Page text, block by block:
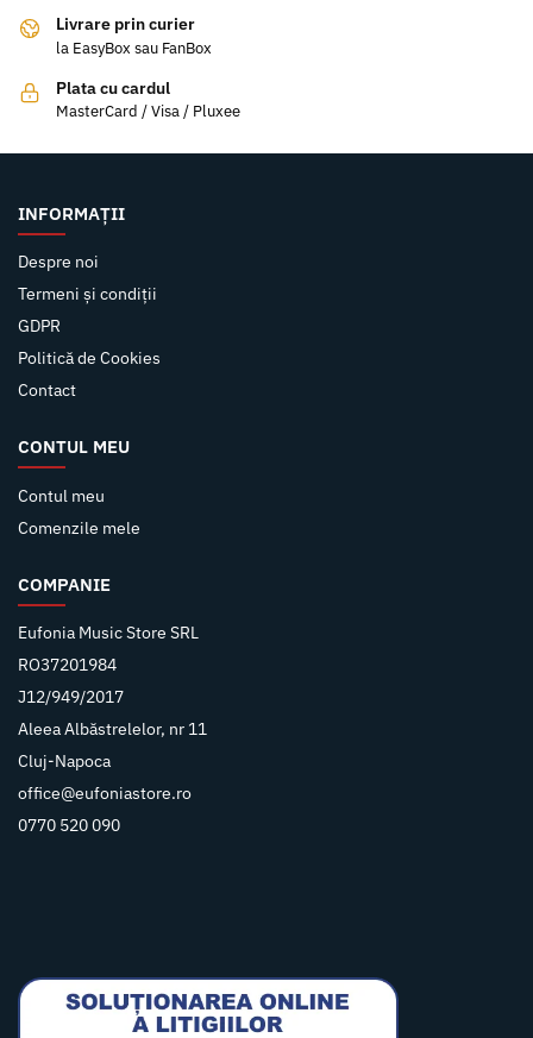
Livrare prin curier
la EasyBox sau FanBox
Plata cu cardul
MasterCard / Visa / Pluxee
INFORMAȚII
Despre noi
Termeni și condiții
GDPR
Politică de Cookies
Contact
CONTUL MEU
Contul meu
Comenzile mele
COMPANIE
Eufonia Music Store SRL
RO37201984
J12/949/2017
Aleea Albăstrelelor, nr 11
Cluj-Napoca
office@eufoniastore.ro
0770 520 090